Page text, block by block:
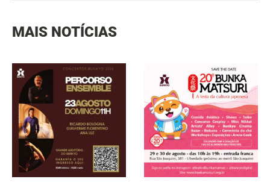
MAIS NOTÍCIAS